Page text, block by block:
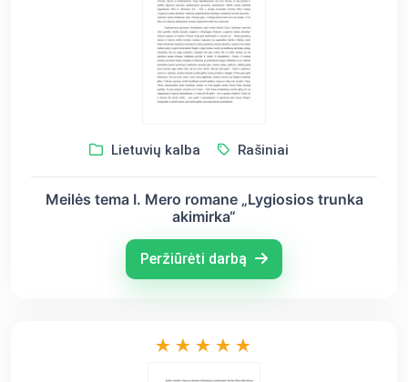
Lietuvių kalba Rašiniai
Meilės tema I. Mero romane „Lygiosios trunka
akimirka“
Peržiūrėti darbą